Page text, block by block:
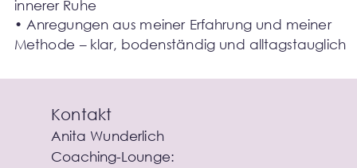
Kontakt
Anita Wunderlich
Coaching-Lounge:
innerer Ruhe
• Anregungen aus meiner Erfahrung und meiner
Methode – klar, bodenständig und alltagstauglich